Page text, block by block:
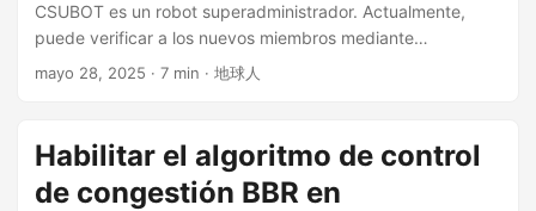
CSUBOT es un robot superadministrador. Actualmente,
puede verificar a los nuevos miembros mediante
verificación de código y prevenir automáticamente los
mayo 28, 2025 · 7 min · 地球人
Habilitar el algoritmo de control
de congestión BBR en